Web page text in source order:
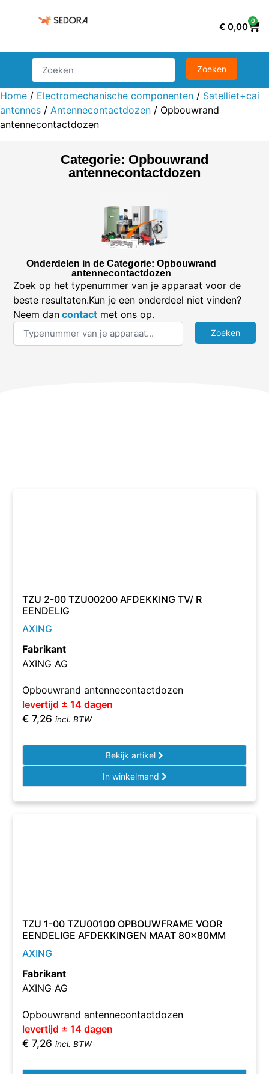
€ 0,00
0
Home / Electromechanische componenten / Satelliet+cai
antennes / Antennecontactdozen / Opbouwrand
antennecontactdozen
Categorie: Opbouwrand
antennecontactdozen
Onderdelen in de Categorie: Opbouwrand
antennecontactdozen
Zoek op het typenummer van je apparaat voor de
beste resultaten.Kun je een onderdeel niet vinden?
Neem dan contact met ons op.
TZU 2-00 TZU00200 AFDEKKING TV/ R
EENDELIG
AXING
Fabrikant
AXING AG
Opbouwrand antennecontactdozen
levertijd ± 14 dagen
€ 7,26 incl. BTW
Bekijk artikel
In winkelmand
TZU 1-00 TZU00100 OPBOUWFRAME VOOR
EENDELIGE AFDEKKINGEN MAAT 80×80MM
AXING
Fabrikant
AXING AG
Opbouwrand antennecontactdozen
levertijd ± 14 dagen
€ 7,26 incl. BTW